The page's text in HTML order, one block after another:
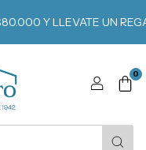
Y LLEVATE UN
0